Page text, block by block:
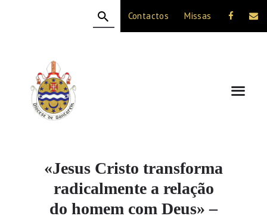
Contactos Missas
«Jesus Cristo transforma
radicalmente a relação
do homem com Deus» –
A DIOCESE
CELEBRAÇÃO
VIDA CRISTÃ
NOTÍCIAS